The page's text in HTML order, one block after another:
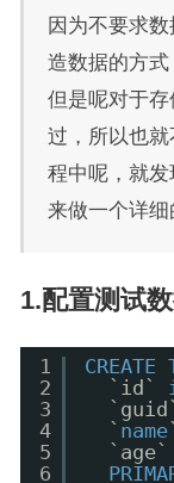
因为不要求
造数据的方式
但是呢对于
过，所以也
程中呢，就发
来做一个详细
1.配置测试
1
2
3
4
5
6
CREATE
`id`
` name
`age`